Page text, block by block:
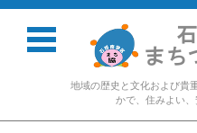
地域の歴史と文化および貴
かで、住みよい